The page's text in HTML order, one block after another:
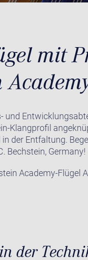
mit
und
Klangprofil
der Entfaltung.
Bechstein, Germany!
Academy-
der